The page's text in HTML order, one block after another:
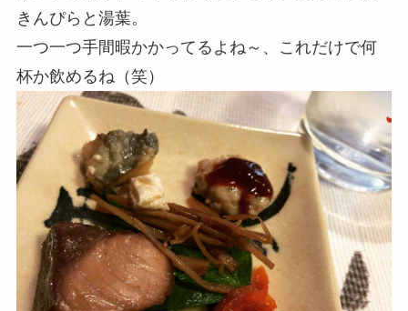
きんぴらと湯葉。
一つ一つ手間暇かかってるよね～、これだけで何
杯か飲めるね（笑）